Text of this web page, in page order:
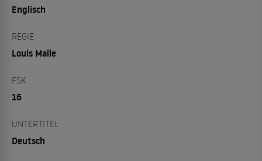
Englisch
REGIE
Louis Malle
FSK
16
UNTERTITEL
Deutsch